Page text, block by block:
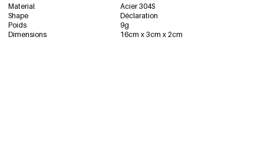
Material
Acier 304S
Shape
Déclaration
Poids
9g
Dimensions
16cm x 3cm x 2cm